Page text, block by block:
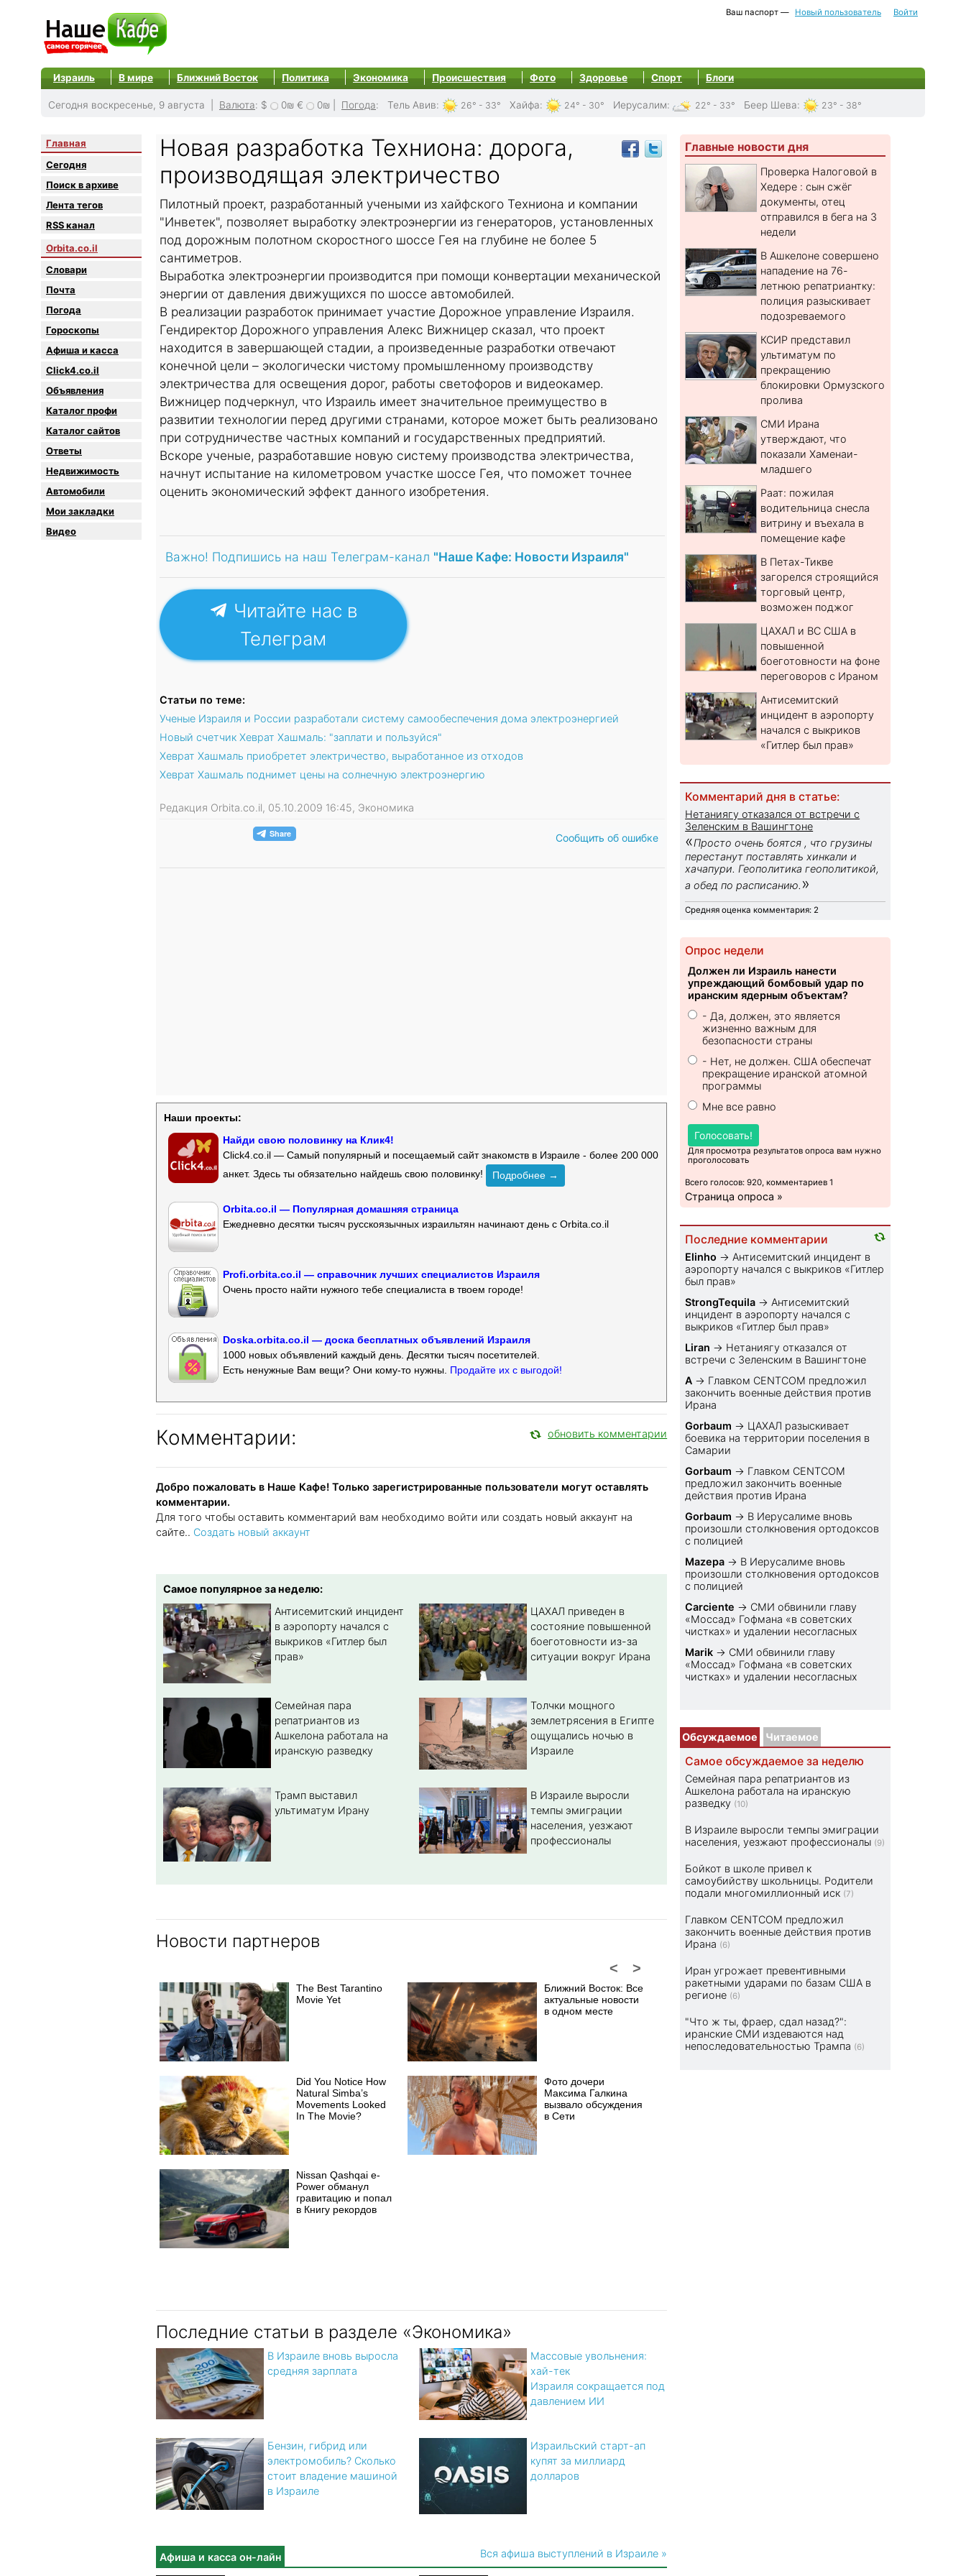
Ваш паспорт — Новый пользователь Войти
Израиль В мире Ближний Восток Политика Экономика Происшествия Фото Здоровье Спорт Блоги
Сегодня воскресенье, 9 августа | Валюта: $ 0₪ € 0₪ Погода: Тель Авив: 26° - 33° Хайфа: 24° - 30° Иерусалим: 22° - 33° Беер Шева: 23° - 38°
Главная
Сегодня
Поиск в архиве
Лента тегов
RSS канал
Orbita.co.il
Словари
Почта
Погода
Гороскопы
Афиша и касса
Click4.co.il
Объявления
Каталог профи
Каталог сайтов
Oтветы
Недвижимость
Автомобили
Мои закладки
Видео
Новая разработка Техниона: дорога,
производящая электричество
Пилотный проект, разработанный учеными из хайфского Техниона и компании
"Инветек", позволяет выработку электроэнергии из генераторов, установленных
под дорожным полотном скоростного шоссе Гея на глубине не более 5
сантиметров.
Выработка электроэнергии производится при помощи конвертации механической
энергии от давления движущихся по шоссе автомобилей.
В реализации разработок принимает участие Дорожное управление Израиля.
Гендиректор Дорожного управления Алекс Вижницер сказал, что проект
находится в завершающей стадии, а произведенные разработки отвечают
конечной цели – экологически чистому промышленному производству
электричества для освещения дорог, работы светофоров и видеокамер.
Вижницер подчеркнул, что Израиль имеет значительное преимущество в
развитии технологии перед другими странами, которое может быть реализовано
при сотрудничестве частных компаний и государственных предприятий.
Вскоре ученые, разработавшие новую систему производства электричества,
начнут испытание на километровом участке шоссе Гея, что поможет точнее
оценить экономический эффект данного изобретения.
Важно! Подпишись на наш Телеграм-канал "Наше Кафе: Новости Израиля"
Читайте нас в
Телеграм
Статьи по теме:
Ученые Израиля и России разработали систему самообеспечения дома электроэнергией
Новый счетчик Хеврат Хашмаль: "заплати и пользуйся"
Хеврат Хашмаль приобретет электричество, выработанное из отходов
Хеврат Хашмаль поднимет цены на солнечную электроэнергию
Редакция Orbita.co.il, 05.10.2009 16:45, Экономика
Сообщить об ошибке
Наши проекты:
Найди свою половинку на Клик4!
Click4.co.il — Самый популярный и посещаемый сайт знакомств в Израиле - более 200 000
анкет. Здесь ты обязательно найдешь свою половинку!
Подробнее →
Orbita.co.il — Популярная домашняя страница
Ежедневно десятки тысяч русскоязычных израильтян начинают день с Orbita.co.il
Profi.orbita.co.il — справочник лучших специалистов Израиля
Очень просто найти нужного тебе специалиста в твоем городе!
Doska.orbita.co.il — доска бесплатных объявлений Израиля
1000 новых объявлений каждый день. Десятки тысяч посетителей.
Есть ненужные Вам вещи? Они кому-то нужны. Продайте их с выгодой!
Комментарии: обновить комментарии
Добро пожаловать в Наше Кафе! Только зарегистрированные пользователи могут оставлять
комментарии.
Для того чтобы оставить комментарий вам необходимо войти или создать новый аккаунт на
сайте.. Создать новый аккаунт
Самое популярное за неделю:
Антисемитский инцидент
в аэропорту начался с
выкриков «Гитлер был
прав»
ЦАХАЛ приведен в
состояние повышенной
боеготовности из-за
ситуации вокруг Ирана
Семейная пара
репатриантов из
Ашкелона работала на
иранскую разведку
Толчки мощного
землетрясения в Египте
ощущались ночью в
Израиле
Трамп выставил
ультиматум Ирану
В Израиле выросли
темпы эмиграции
населения, уезжают
профессионалы
Новости партнеров
>
<
The Best Tarantino
Movie Yet
Ближний Восток: Все
актуальные новости
в одном месте
Did You Notice How
Natural Simba’s
Movements Looked
In The Movie?
Фото дочери
Максима Галкина
вызвало обсуждения
в Сети
Nissan Qashqai e-
Power обманул
гравитацию и попал
в Книгу рекордов
Последние статьи в разделе «Экономика»
В Израиле вновь выросла
средняя зарплата
Массовые увольнения:
хай-тек
Израиля сокращается под
давлением ИИ
Бензин, гибрид или
электромобиль? Cколько
стоит владение машиной
в Израиле
Израильский старт-ап
купят за миллиард
долларов
Афиша и касса он-лайн Вся афиша выступлений в Израиле »
Главные новости дня
Проверка Налоговой в
Хедере : сын сжёг
документы, отец
отправился в бега на 3
недели
В Ашкелоне совершено
нападение на 76-
летнюю репатриантку:
полиция разыскивает
подозреваемого
КСИР представил
ультиматум по
прекращению
блокировки Ормузского
пролива
СМИ Ирана
утверждают, что
показали Хаменаи-
младшего
Раат: пожилая
водительница снесла
витрину и въехала в
помещение кафе
В Петах-Тикве
загорелся строящийся
торговый центр,
возможен поджог
ЦАХАЛ и ВС США в
повышенной
боеготовности на фоне
переговоров с Ираном
Антисемитский
инцидент в аэропорту
начался с выкриков
«Гитлер был прав»
Комментарий дня в статье:
Нетаниягу отказался от встречи с
Зеленским в Вашингтоне
«Просто очень боятся , что грузины
перестанут поставлять хинкали и
хачапури. Геополитика геополитикой,
а обед по расписанию. »
Средняя оценка комментария: 2
Опрос недели
Должен ли Израиль нанести
упреждающий бомбовый удар по
иранским ядерным объектам?
- Да, должен, это является
жизненно важным для
безопасности страны
- Нет, не должен. США обеспечат
прекращение иранской атомной
программы
Мне все равно
Голосовать!
Для просмотра результатов опроса вам нужно
проголосовать
Всего голосов: 920, комментариев 1
Страница опроса »
Последние комментарии
Elinho → Антисемитский инцидент в
аэропорту начался с выкриков «Гитлер
был прав»
StrongTequila → Антисемитский
инцидент в аэропорту начался с
выкриков «Гитлер был прав»
Liran → Нетаниягу отказался от
встречи с Зеленским в Вашингтоне
A → Главком CENTCOM предложил
закончить военные действия против
Ирана
Gorbaum → ЦАХАЛ разыскивает
боевика на территории поселения в
Самарии
Gorbaum → Главком CENTCOM
предложил закончить военные
действия против Ирана
Gorbaum → В Иерусалиме вновь
произошли столкновения ортодоксов
с полицией
Mazepa → В Иерусалиме вновь
произошли столкновения ортодоксов
с полицией
Carciente → СМИ обвинили главу
«Моссад» Гофмана «в советских
чистках» и удалении несогласных
Marik → СМИ обвинили главу
«Моссад» Гофмана «в советских
чистках» и удалении несогласных
Обсуждаемое Читаемое
Самое обсуждаемое за неделю
Семейная пара репатриантов из
Ашкелона работала на иранскую
разведку (10)
В Израиле выросли темпы эмиграции
населения, уезжают профессионалы (9)
Бойкот в школе привел к
самоубийству школьницы. Родители
подали многомиллионный иск (7)
Главком CENTCOM предложил
закончить военные действия против
Ирана (6)
Иран угрожает превентивными
ракетными ударами по базам США в
регионе (6)
"Что ж ты, фраер, сдал назад?":
иранские СМИ издеваются над
непоследовательностью Трампа (6)